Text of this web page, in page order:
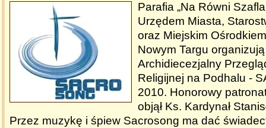
Parafia „Na Równi
Urzędem Miasta,
oraz Miejskim
Nowym Targu
Archidiecezjalny
Religijnej na Podhalu -
2010. Honorowy
objął Ks. Kardynał
Przez muzykę i śpiew Sacrosong ma dać